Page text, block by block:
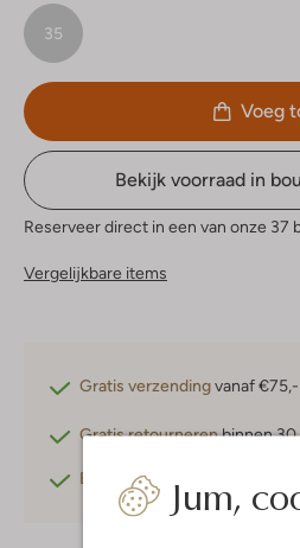
Jum,
35
Voeg
Bekijk voorraad in
Reserveer direct in een van onze 37
Vergelijkbare items
Gratis verzendingvanaf €75,-
Gratis retournerenbinnen 30
Betaal achteraf